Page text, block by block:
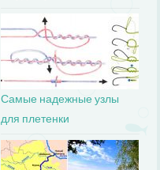
Самые надежные узлы
для плетенки